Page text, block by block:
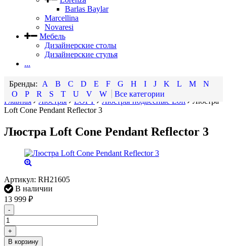
Barlas Baylar
Marcellina
Novaresi
Мебель
Дизайнерские столы
Дизайнерские стулья
...
A B C D E F G H I J K L M
N
O
P R S T U V W
Все категории
Главная
Люстры LOFT Люстры подвесные Loft
Люстра
Loft Cone Pendant Reflector 3
Люстра Loft Cone Pendant Reflector 3
Артикул: RH21605
В наличии
13 999 ₽
-
+
В корзину